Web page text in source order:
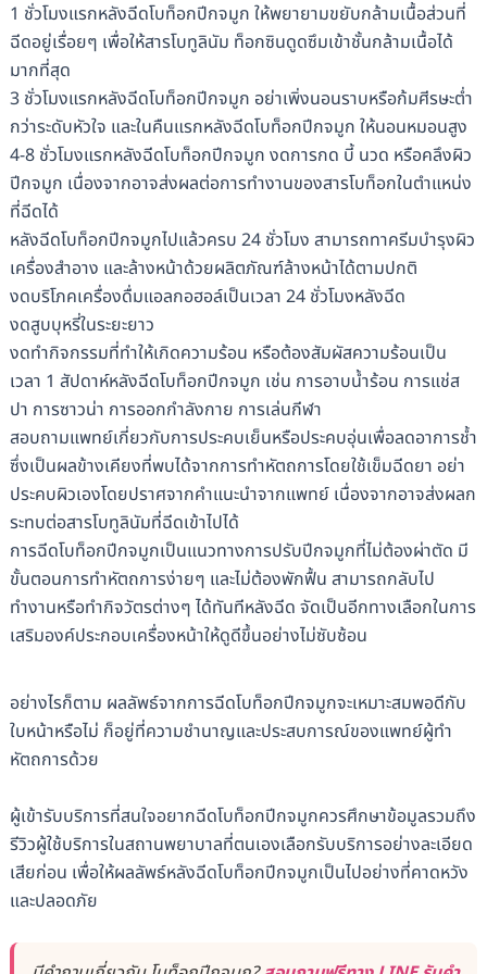
1 ชั่วโมงแรกหลังฉีดโบท็อกปีกจมูก ให้พยายามขยับกล้ามเนื้อส่วนที่
ฉีดอยู่เรื่อยๆ เพื่อให้สารโบทูลินัม ท็อกซินดูดซึมเข้าชั้นกล้ามเนื้อได้
มากที่สุด
3 ชั่วโมงแรกหลังฉีดโบท็อกปีกจมูก อย่าเพิ่งนอนราบหรือก้มศีรษะต่ำ
กว่าระดับหัวใจ และในคืนแรกหลังฉีดโบท็อกปีกจมูก ให้นอนหมอนสูง
4-8 ชั่วโมงแรกหลังฉีดโบท็อกปีกจมูก งดการกด บี้ นวด หรือคลึงผิว
ปีกจมูก เนื่องจากอาจส่งผลต่อการทำงานของสารโบท็อกในตำแหน่ง
ที่ฉีดได้
หลังฉีดโบท็อกปีกจมูกไปแล้วครบ 24 ชั่วโมง สามารถทาครีมบำรุงผิว
เครื่องสำอาง และล้างหน้าด้วยผลิตภัณฑ์ล้างหน้าได้ตามปกติ
งดบริโภคเครื่องดื่มแอลกอฮอล์เป็นเวลา 24 ชั่วโมงหลังฉีด
งดสูบบุหรี่ในระยะยาว
งดทำกิจกรรมที่ทำให้เกิดความร้อน หรือต้องสัมผัสความร้อนเป็น
เวลา 1 สัปดาห์หลังฉีดโบท็อกปีกจมูก เช่น การอาบน้ำร้อน การแช่ส
ปา การซาวน่า การออกกำลังกาย การเล่นกีฬา
สอบถามแพทย์เกี่ยวกับการประคบเย็นหรือประคบอุ่นเพื่อลดอาการช้ำ
ซึ่งเป็นผลข้างเคียงที่พบได้จากการทำหัตถการโดยใช้เข็มฉีดยา อย่า
ประคบผิวเองโดยปราศจากคำแนะนำจากแพทย์ เนื่องจากอาจส่งผลก
ระทบต่อสารโบทูลินัมที่ฉีดเข้าไปได้
การฉีดโบท็อกปีกจมูกเป็นแนวทางการปรับปีกจมูกที่ไม่ต้องผ่าตัด มี
ขั้นตอนการทำหัตถการง่ายๆ และไม่ต้องพักฟื้น สามารถกลับไป
ทำงานหรือทำกิจวัตรต่างๆ ได้ทันทีหลังฉีด จัดเป็นอีกทางเลือกในการ
เสริมองค์ประกอบเครื่องหน้าให้ดูดีขึ้นอย่างไม่ซับซ้อน
อย่างไรก็ตาม ผลลัพธ์จากการฉีดโบท็อกปีกจมูกจะเหมาะสมพอดีกับ
ใบหน้าหรือไม่ ก็อยู่ที่ความชำนาญและประสบการณ์ของแพทย์ผู้ทำ
หัตถการด้วย
ผู้เข้ารับบริการที่สนใจอยากฉีดโบท็อกปีกจมูกควรศึกษาข้อมูลรวมถึง
รีวิวผู้ใช้บริการในสถานพยาบาลที่ตนเองเลือกรับบริการอย่างละเอียด
เสียก่อน เพื่อให้ผลลัพธ์หลังฉีดโบท็อกปีกจมูกเป็นไปอย่างที่คาดหวัง
และปลอดภัย